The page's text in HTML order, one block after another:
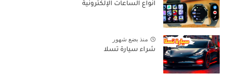
انواع الساعات الإلكترونية
منذ بضع شهور
شراء سيارة تسلا